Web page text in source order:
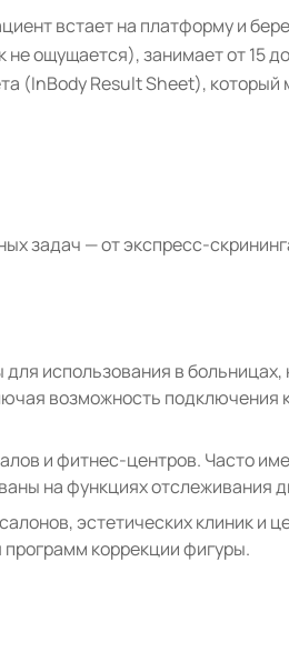
встает на платформу и
ощущается), занимает от 15
(InBody Result Sheet),
задач — от экспресс-
использования в
возможность
и фитнес-центров. Часто
на функциях отслеживания
эстетических клиник и
коррекции фигуры.